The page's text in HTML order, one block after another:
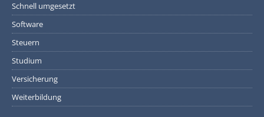
Schnell umgesetzt
Software
Steuern
Studium
Versicherung
Weiterbildung